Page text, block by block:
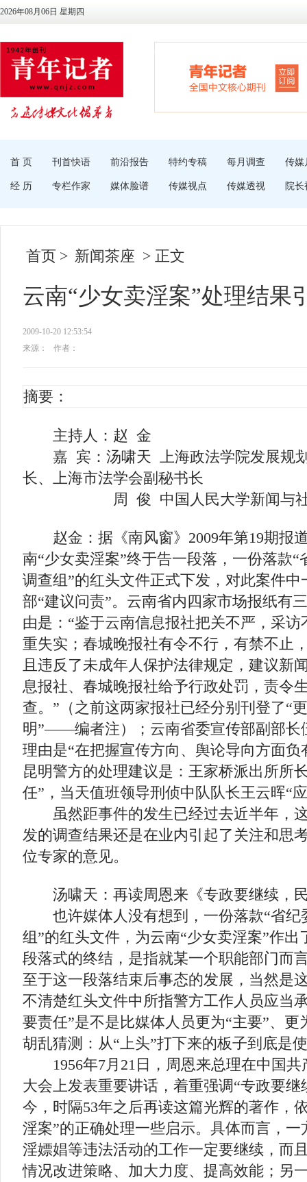
2026年08月06日 星期四
首 页 刊首快语 前沿报告 特约专稿 每月调查 传媒
经 历 专栏作家 媒体脸谱 传媒视点 传媒透视 院长
首页 > 新闻茶座 > 正文
云南“少女卖淫案”处理结果
2009-10-20 12:53:54
来源：
作者：
摘要：
主持人：赵 金
嘉 宾：汤啸天 上海政法学院发展规划
长、上海市法学会副秘书长
周 俊 中国人民大学新闻与社会
赵金：据《南风窗》2009年第19期报道
南“少女卖淫案”终于告一段落，一份落款
调查组”的红头文件正式下发，对此案件
部“建议问责”。云南省内四家市场报纸有
由是：“鉴于云南信息报社把关不严，采
重失实；春城晚报社有令不行，有禁不止
且违反了未成年人保护法律规定，建议新
息报社、春城晚报社给予行政处罚，责令
查。”（之前这两家报社已经分别刊登了“
明”——编者注）；云南省委宣传部副部长
理由是“在把握宣传方向、舆论导向方面
昆明警方的处理建议是：王家桥派出所所
任”，当天值班领导刑侦中队队长王云晖“
虽然距事件的发生已经过去近半年，这
发的调查结果还是在业内引起了关注和思
位专家的意见。
汤啸天：再读周恩来《专政要继续，
也许媒体人没有想到，一份落款“省纪
组”的红头文件，为云南“少女卖淫案”作
段落式的终结，是指就某一个职能部门而
至于这一段落结束后事态的发展，当然是
不清楚红头文件中所指警方工作人员应当
要责任”是不是比媒体人员更为“主要”、更
胡乱猜测：从“上头”打下来的板子到底是
1956年7月21日，周恩来总理在中国共
大会上发表重要讲话，着重强调“专政要继
今，时隔53年之后再读这篇光辉的著作，
淫案”的正确处理一些启示。具体而言，
淫嫖娼等违法活动的工作一定要继续，而
情况改进策略、加大力度、提高效能；另